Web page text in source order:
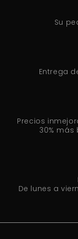
Su
Entrega
Precios
30%
De lunes a